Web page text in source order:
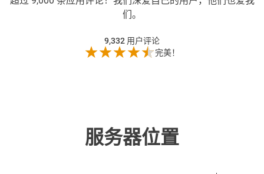
们。
9,332 用户评论
完美！
服务器位置